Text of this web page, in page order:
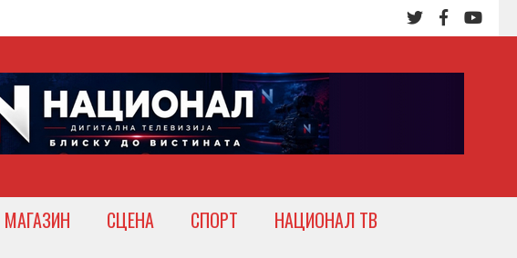
МАГАЗИН СЦЕНА СПОРТ
НАЦИОНАЛ ТВ